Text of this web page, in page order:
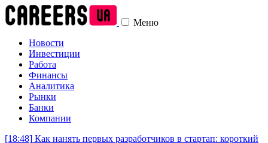
Меню
Новости
Инвестиции
Работа
Финансы
Аналитика
Рынки
Банки
Компании
[18:48] Как нанять первых разработчиков в стартап: короткий